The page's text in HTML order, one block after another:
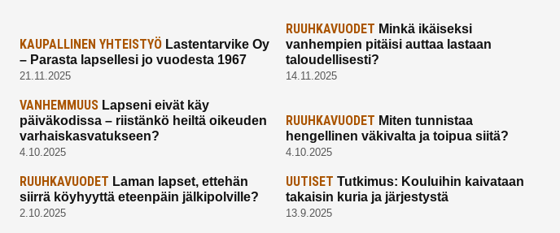
KAUPALLINEN YHTEISTYÖLastentarvike Oy
– Parasta lapsellesi jo vuodesta 1967
21.11.2025
RUUHKAVUODET Minkä ikäiseksi
vanhempien pitäisi auttaa lastaan
taloudellisesti?
14.11.2025
VANHEMMUUSLapseni eivät käy
päiväkodissa – riistänkö heiltä oikeuden
varhaiskasvatukseen?
4.10.2025
RUUHKAVUODET Miten tunnistaa
hengellinen väkivalta ja toipua siitä?
4.10.2025
RUUHKAVUODET Laman lapset, ettehän
siirrä köyhyyttä eteenpäin jälkipolville?
2.10.2025
UUTISET Tutkimus: Kouluihin kaivataan
takaisin kuria ja järjestystä
13.9.2025